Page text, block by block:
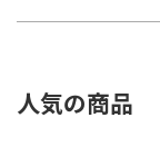
人気の商品